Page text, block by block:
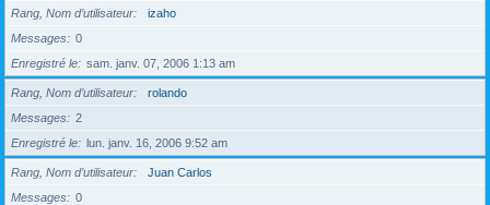
Rang, Nom d’utilisateur
izaho
Messages
0
Enregistré le
sam. janv. 07, 2006 1:13 am
Rang, Nom d’utilisateur
rolando
Messages
2
Enregistré le
lun. janv. 16, 2006 9:52 am
Rang, Nom d’utilisateur
Juan Carlos
Messages
0